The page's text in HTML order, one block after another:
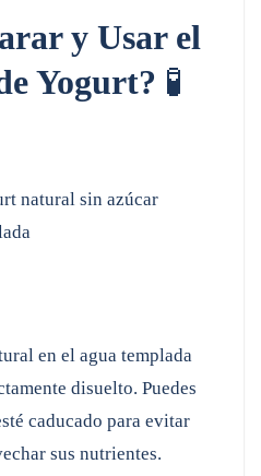
y Usar el
Yogurt? 🧪
natural sin azúcar
en el agua templada
disuelto. Puedes
caducado para evitar
sus nutrientes.